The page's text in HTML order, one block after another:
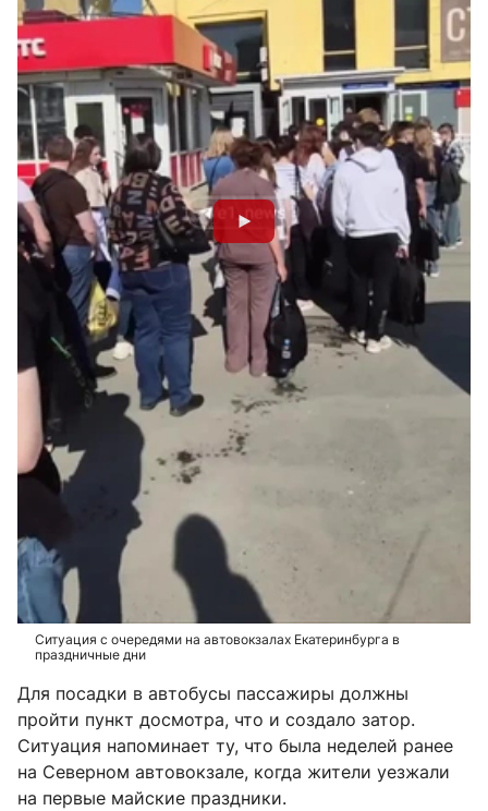
Ситуация с очередями на автовокзалах Екатеринбурга в
праздничные дни
Для посадки в автобусы пассажиры должны
пройти пункт досмотра, что и создало затор.
Ситуация напоминает ту, что была неделей ранее
на Северном автовокзале, когда жители уезжали
на первые майские праздники.